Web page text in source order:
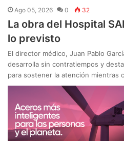
Ago 05, 2026 0 32
La obra del Hospital
lo previsto
El director médico, Juan Pablo
desarrolla sin contratiempos y
para sostener la atención mientras